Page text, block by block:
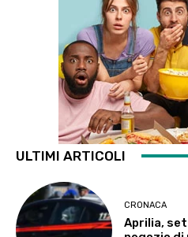
ULTIMI ARTICOLI
CRONACA
Aprilia,